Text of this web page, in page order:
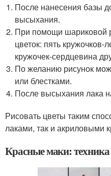
После нанесения базы
высыхания.
При помощи шариковой
цветок: пять кружочков-
кружочек-сердцевина
По желанию рисунок
или блестками.
После высыхания лака
Рисовать цветы таким
лаками, так и акриловыми
Красные маки: